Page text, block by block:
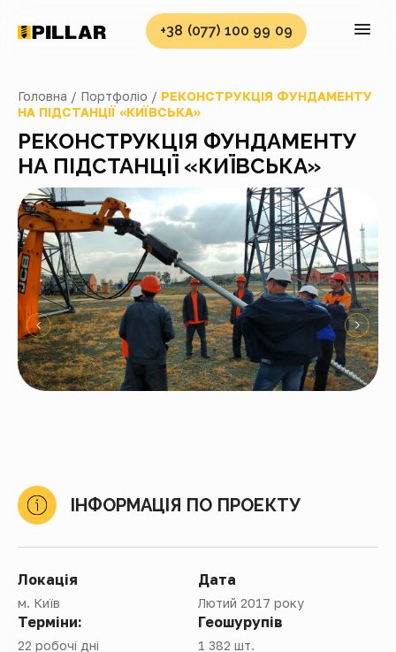
+38 (077) 100 99 09
Головна / Портфоліо / РЕКОНСТРУКЦІЯ ФУНДАМЕНТУ
НА ПІДСТАНЦІЇ «КИЇВСЬКА»
РЕКОНСТРУКЦІЯ ФУНДАМЕНТУ
НА ПІДСТАНЦІЇ «КИЇВСЬКА»
ІНФОРМАЦІЯ ПО ПРОЕКТУ
Локація
м. Київ
Дата
Лютий 2017 року
Терміни:
22 робочі дні
Геошурупів
1 382 шт.